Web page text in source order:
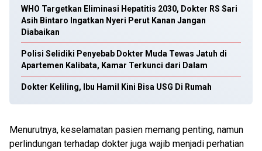
WHO Targetkan Eliminasi Hepatitis 2030, Dokter RS Sari
Asih Bintaro Ingatkan Nyeri Perut Kanan Jangan
Diabaikan
Polisi Selidiki Penyebab Dokter Muda Tewas Jatuh di
Apartemen Kalibata, Kamar Terkunci dari Dalam
Dokter Keliling, Ibu Hamil Kini Bisa USG Di Rumah
Menurutnya, keselamatan pasien memang penting, namun
perlindungan terhadap dokter juga wajib menjadi perhatian